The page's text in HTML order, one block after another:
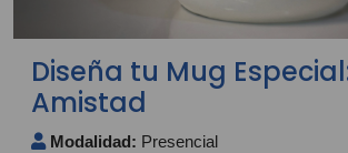
Diseña tu Mug
Amistad
Modalidad: Presencial